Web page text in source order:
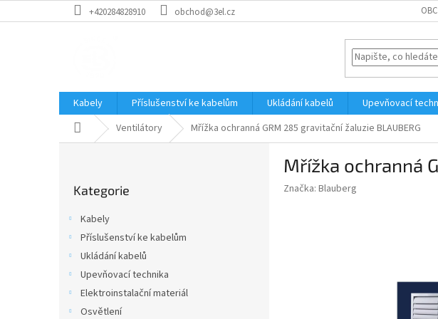
na
+420284828910 obchod@3el.cz
Kabely Příslušenství ke kabelům Ukládání kabelů Upevňovací
Domů Ventilátory Mřížka ochranná GRM 285 gravitační žaluzie BLAUBERG
kategorie
Kategorie
Kabely
Příslušenství ke kabelům
Ukládání kabelů
Upevňovací technika
Elektroinstalační materiál
Osvětlení
Mřížka ochranná
Značka: Blauberg